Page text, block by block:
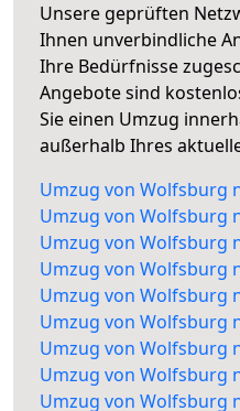
Unsere geprüften
Ihnen unverbindliche
Ihre Bedürfnisse
Angebote sind
Sie einen Umzug
außerhalb Ihres
Umzug von Wolfsburg
Umzug von Wolfsburg
Umzug von Wolfsburg
Umzug von Wolfsburg
Umzug von Wolfsburg
Umzug von Wolfsburg
Umzug von Wolfsburg
Umzug von Wolfsburg
Umzug von Wolfsburg